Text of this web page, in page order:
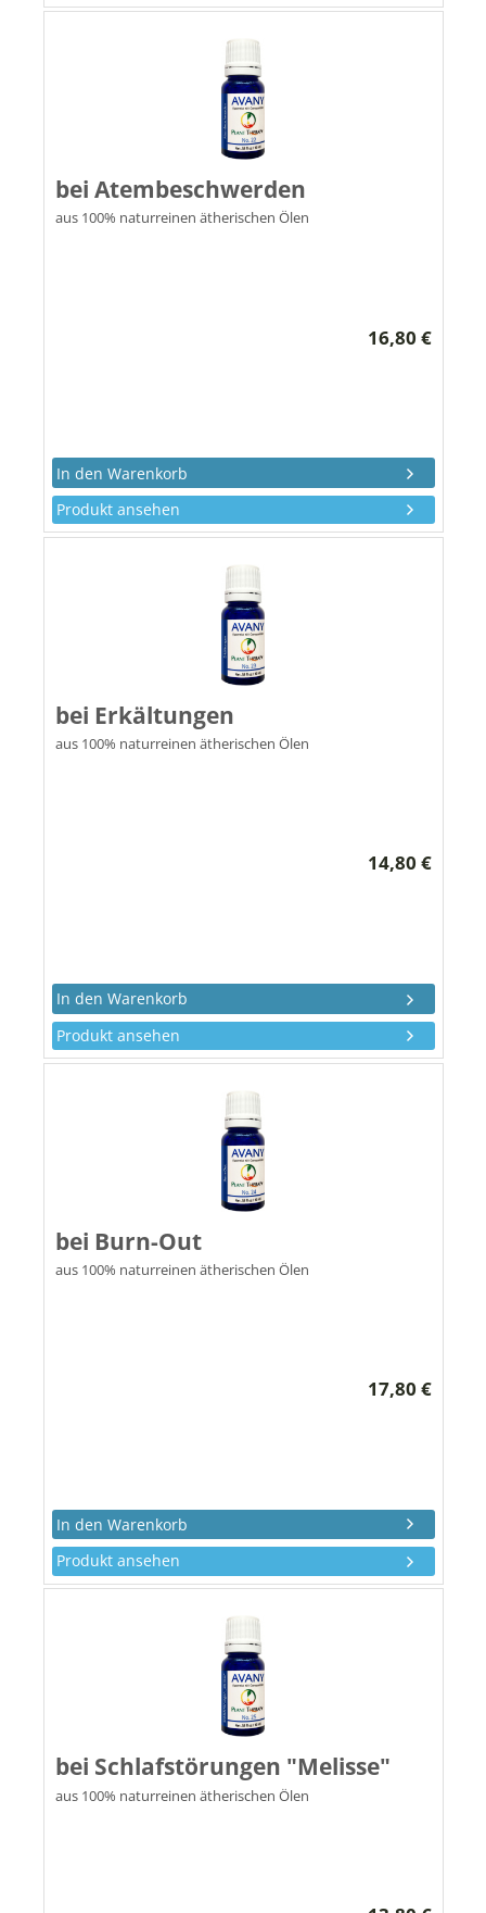
bei Atembeschwerden
aus 100% naturreinen ätherischen Ölen
16,80 €
Produkt ansehen
bei Erkältungen
aus 100% naturreinen ätherischen Ölen
14,80 €
Produkt ansehen
bei Burn-Out
aus 100% naturreinen ätherischen Ölen
17,80 €
Produkt ansehen
bei Schlafstörungen "Melisse"
aus 100% naturreinen ätherischen Ölen